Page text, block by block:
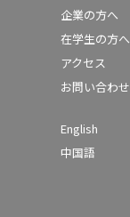
企業の方へ
在学生の方へ
アクセス
お問い合わせ
English
中国語